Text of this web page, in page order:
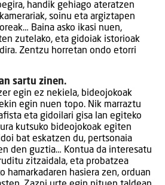
handik gehiago ateratzen
soinu eta argiztapen
Baina asko ikasi nuen,
zutelako, eta gidoiak istorioak
Zentzu horretan ondo etorri
sartu zinen.
egin ez nekiela, bideojokoak
egin nuen topo. Nik marraztu
eta gidoilari gisa lan egiteko
kutsuko bideojokoak egiten
bat eskatzen du, pertsonaia
den guztia… Kontua da interesatu
zitzaidala, eta probatzea
hamarkadaren hasiera zen, orduan